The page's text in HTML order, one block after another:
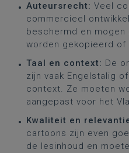
Auteursrecht: Veel
commercieel
beschermd en
worden gekopieerd of
Taal en context: De
zijn vaak Engelstalig
context. Ze moeten
aangepast voor het
Kwaliteit en
cartoons zijn even
de lesinhoud en